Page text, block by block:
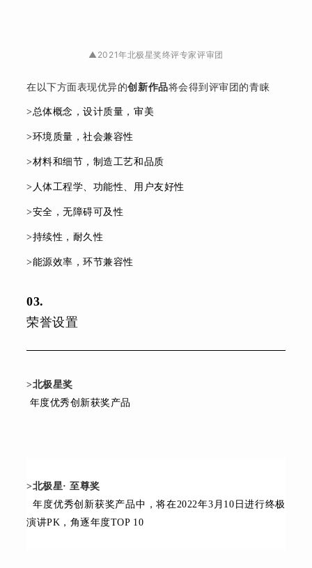
▲2021年北极星奖终评专家评审团
在以下方面表现优异的创新作品将会得到评审团的青睐
>总体概念，设计质量，审美
>环境质量，社会兼容性
>材料和细节，制造工艺和品质
> 人体工程学、功能性、用户友好性
>安全，无障碍可及性
>持续性，耐久性
>能源效率，环节兼容性
03.
荣誉设置
>北极星奖
年度优秀创新获奖产品
>北极星· 至尊奖
年度优秀创新获奖产品中，将在2022年3月10日进行终极
演讲PK，角逐年度TOP 10